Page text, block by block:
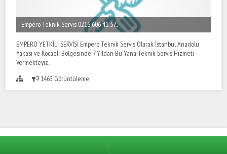
Empero Teknik Servis 0216 606 41 57..
EMPERO YETKİLİ SERVİSİ Empero Teknik Servis Olarak İstanbul Anadolu
Yakası ve Kocaeli Bölgesinde 7 Yıldan Bu Yana Teknik Servis Hizmeti
Vermekteyiz...
1463 Görüntüleme